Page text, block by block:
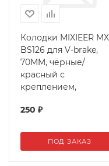
Колодки MIXIEER
BS126 для V-brake,
70MM, чёрные/
красный с
креплением,
250 ₽
ПОД ЗАКАЗ